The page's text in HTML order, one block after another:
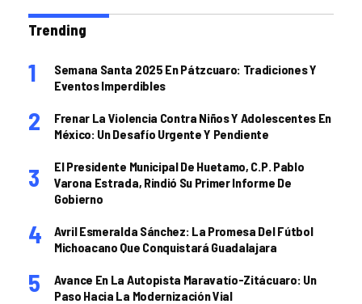
Trending
Semana Santa 2025 En Pátzcuaro: Tradiciones Y
Eventos Imperdibles
Frenar La Violencia Contra Niños Y Adolescentes En
México: Un Desafío Urgente Y Pendiente
El Presidente Municipal De Huetamo, C.P. Pablo
Varona Estrada, Rindió Su Primer Informe De
Gobierno
Avril Esmeralda Sánchez: La Promesa Del Fútbol
Michoacano Que Conquistará Guadalajara
Avance En La Autopista Maravatío-Zitácuaro: Un
Paso Hacia La Modernización Vial